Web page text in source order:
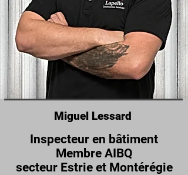
Miguel Lessard
Inspecteur en bâtiment
Membre AIBQ
secteur Estrie et Montérégie